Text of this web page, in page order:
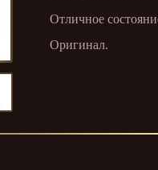
Отличное
Оригинал.